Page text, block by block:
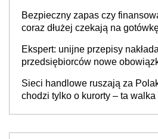
Bezpieczny zapas czy
coraz dłużej czekają na
Ekspert: unijne przepisy
przedsiębiorców nowe
Sieci handlowe ruszają za
chodzi tylko o kurorty – ta